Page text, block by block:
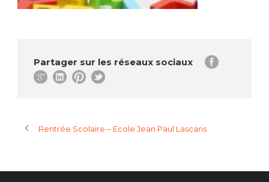
Partager sur les réseaux sociaux
Rentrée Scolaire – Ecole Jean Paul Lascaris